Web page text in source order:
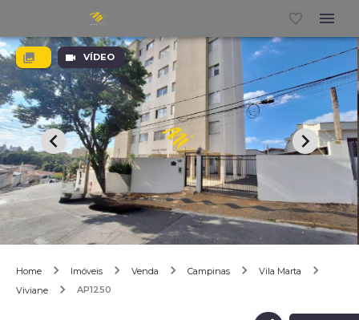
VÍDEO
Home Imóveis Venda Campinas
Vila Marta
Viviane
AP1250